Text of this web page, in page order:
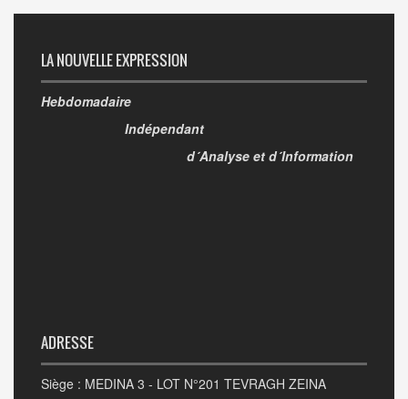
LA NOUVELLE EXPRESSION
Hebdomadaire
Indépendant
d´Analyse et d´Information
ADRESSE
Siège : MEDINA 3 - LOT N°201 TEVRAGH ZEINA